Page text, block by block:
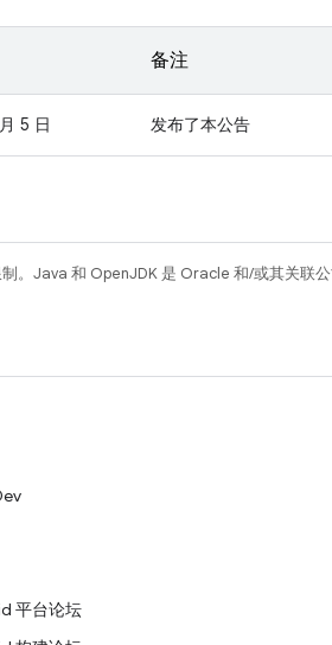
备注
5 日 发布了本公告
。Java 和 OpenJDK 是 Oracle 和/或其关联
平台论坛